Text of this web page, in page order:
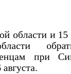
области и 15
при